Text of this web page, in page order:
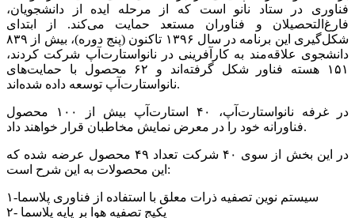
فناوری در ستاد نانو است که از مرحله ایده از دانشجویان،
فارغ‌التحصیلان و فناوران مستعد حمایت می‌کند. از ابتدای
شکل‌گیری این برنامه در سال ۱۳۹۶ تاکنون (پنج دوره)، بیش از ۸۳۹
دانشجوی علاقه‌مند به کارآفرینی در نانواستارت‌آپ شرکت کردند،
۱۵۱ هسته فناور شکل گرفته‌اند و ۶۲ محصول با حمایت‌های
نانواستارت‌آپ توسعه داده شده‌اند.
در غرفه نانواستارت‌آپ، ۴۰ استارت‌آپ بیش از ۱۰۰ محصول
فناورانه خود را در معرض نمایش مخاطبان قرار خواهند داد.
در این بخش از سوی ۴۰ شرکت تعداد ۴۹ محصول عرضه شده که
این محصولات به این شرح است:
۱-سیستم نوین تصفیه ذرات معلق با استفاده از فناوری پلاسما
۲- پکیج تصفیه هوا بر پایه پلاسما